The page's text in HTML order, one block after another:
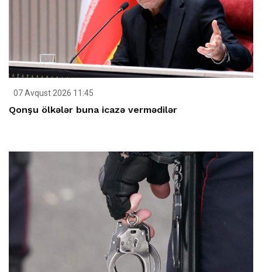
07 Avqust 2026 11:45
Qonşu ölkələr buna icazə vermədilər